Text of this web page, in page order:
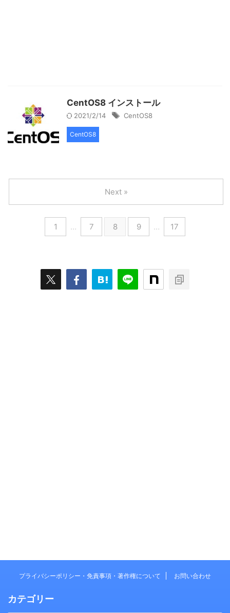
CentOS8 インストール
2021/2/14 CentOS8
CentOS8
1 … 7 8 9 … 17
Next »
プライバシーポリシー・免責事項・著作権について お問い合わせ
カテゴリー